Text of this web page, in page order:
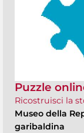
Puzzle
Ricostruisci la
Museo della
garibaldina